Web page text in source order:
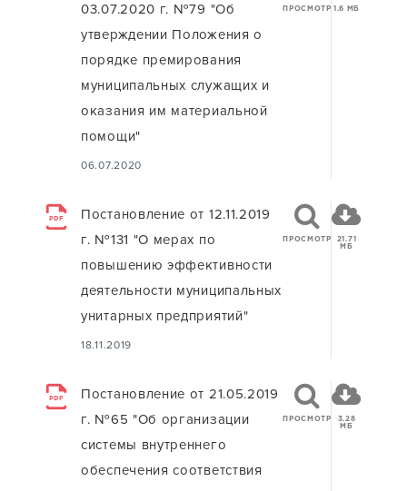
03.07.2020 г. №79 "Об
утверждении Положения о
порядке премирования
муниципальных служащих и
оказания им материальной
помощи"
06.07.2020
ПРОСМОТР 1.6 МБ
PDF
Постановление от 12.11.2019
г. №131 "О мерах по
повышению эффективности
деятельности муниципальных
унитарных предприятий"
18.11.2019
ПРОСМОТР
21.71
МБ
PDF
Постановление от 21.05.2019
г. №65 "Об организации
системы внутреннего
обеспечения соответствия
ПРОСМОТР
3.28
МБ